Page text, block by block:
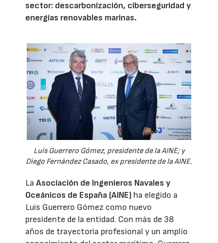
sector: descarbonización, ciberseguridad y
energías renovables marinas.
Luis Guerrero Gómez, presidente de la AINE; y
Diego Fernández Casado, ex presidente de la AINE.
LaAsociación de Ingenieros Navales y
Oceánicos de España (AINE) ha elegido a
Luis Guerrero Gómez como nuevo
presidente de la entidad. Con más de 38
años de trayectoria profesional y un amplio